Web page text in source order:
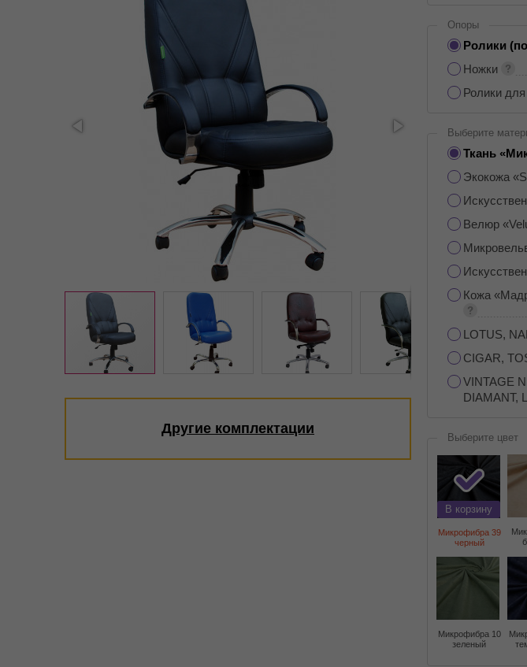
Другие комплектации
Опоры
Ролики
Ножки
Ролики
Выберите
Ткань
Экокожа
Велюр
Кожа
LOTUS,
CIGAR,
VINTAGE
DIAMANT,
Выберите цвет
В корзину
Микрофибра 39
черный
Микрофибра 10
зеленый